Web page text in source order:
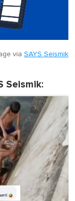
via SAYS Seismik
Seismik: